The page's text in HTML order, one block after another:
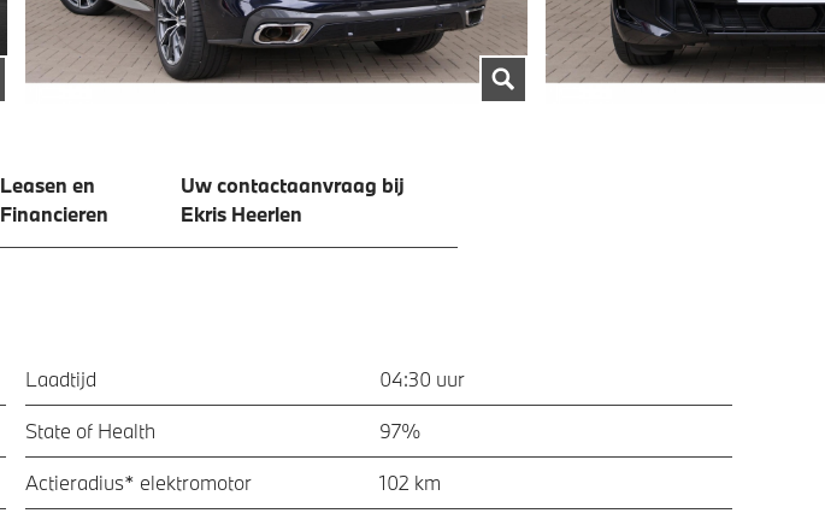
Leasen en
Financieren
Uw contactaanvraag bij
Ekris Heerlen
Laadtijd 04:30 uur
State of Health 97%
Actieradius* elektromotor 102 km